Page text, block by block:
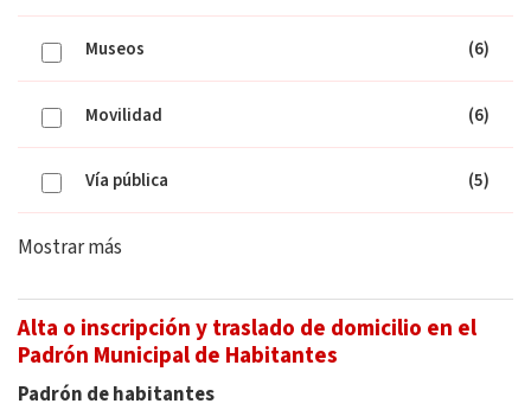
Museos (6)
Movilidad (6)
Vía pública (5)
Mostrar más
Alta o inscripción y traslado de domicilio en el
Padrón Municipal de Habitantes
Padrón de habitantes